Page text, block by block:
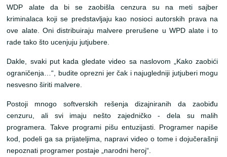
WDP alate da bi se zaobišla cenzura su na meti sajber
kriminalaca koji se predstavljaju kao nosioci autorskih prava na
ove alate. Oni distribuiraju malvere prerušene u WPD alate i to
rade tako što ucenjuju jutjubere.
Dakle, svaki put kada gledate video sa naslovom „Kako zaobići
ograničenja…“, budite oprezni jer čak i najugledniji jutjuberi mogu
nesvesno širiti malvere.
Postoji mnogo softverskih rešenja dizajniranih da zaobiđu
cenzuru, ali svi imaju nešto zajedničko - dela su malih
programera. Takve programi pišu entuzijasti. Programer napiše
kod, podeli ga sa prijateljima, napravi video o tome i dojučerašnji
nepoznati programer postaje „narodni heroj“.